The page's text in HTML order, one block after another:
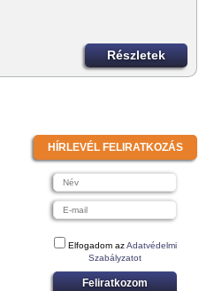
Részletek
HÍRLEVÉL FELIRATKOZÁS
Elfogadom azAdatvédelmi
Szabályzatot
Feliratkozom